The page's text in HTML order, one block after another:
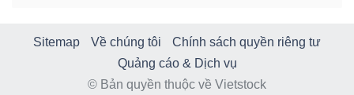
Sitemap Về chúng tôi
Chính sách quyền riêng tư
Quảng cáo & Dịch vụ
© Bản quyền thuộc về Vietstock